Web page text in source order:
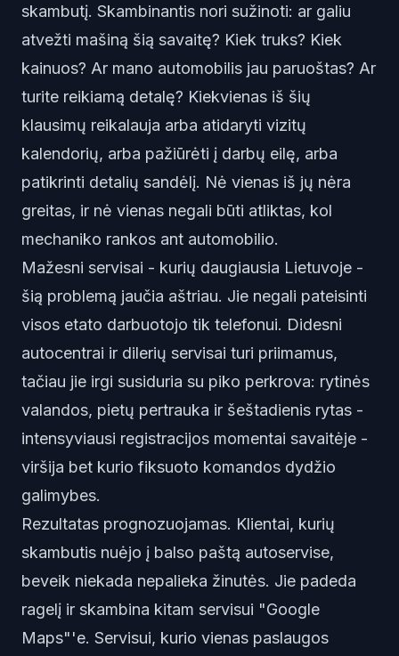
skambutį. Skambinantis nori sužinoti: ar galiu
atvežti mašiną šią savaitę? Kiek truks? Kiek
kainuos? Ar mano automobilis jau paruoštas? Ar
turite reikiamą detalę? Kiekvienas iš šių
klausimų reikalauja arba atidaryti vizitų
kalendorių, arba pažiūrėti į darbų eilę, arba
patikrinti detalių sandėlį. Nė vienas iš jų nėra
greitas, ir nė vienas negali būti atliktas, kol
mechaniko rankos ant automobilio.
Mažesni servisai - kurių daugiausia Lietuvoje -
šią problemą jaučia aštriau. Jie negali pateisinti
visos etato darbuotojo tik telefonui. Didesni
autocentrai ir dilerių servisai turi priimamus,
tačiau jie irgi susiduria su piko perkrova: rytinės
valandos, pietų pertrauka ir šeštadienis rytas -
intensyviausi registracijos momentai savaitėje -
viršija bet kurio fiksuoto komandos dydžio
galimybes.
Rezultatas prognozuojamas. Klientai, kurių
skambutis nuėjo į balso paštą autoservise,
beveik niekada nepalieka žinutės. Jie padeda
ragelį ir skambina kitam servisui "Google
Maps"'e. Servisui, kurio vienas paslaugos